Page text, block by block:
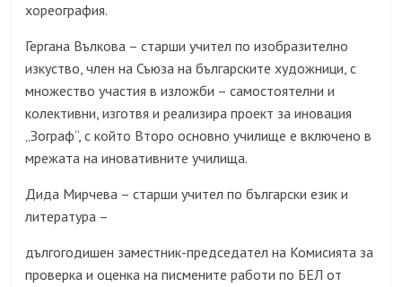
хореография.
Гергана Вълкова – старши учител по изобразително
изкуство, член на Съюза на българските художници, с
множество участия в изложби – самостоятелни и
колективни, изготвя и реализира проект за иновация
„Зограф“, с който Второ основно училище е включено в
мрежата на иновативните училища.
Дида Мирчева – старши учител по български език и
литература –
дългогодишен заместник-председател на Комисията за
проверка и оценка на писмените работи по БЕЛ от